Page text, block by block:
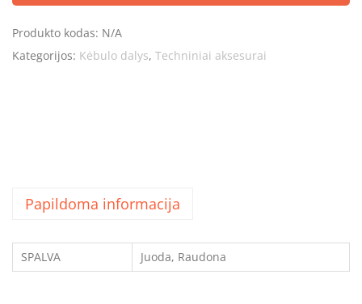
Produkto kodas: N/A
Kategorijos: Kėbulo dalys, Techniniai aksesurai
Papildoma informacija
SPALVA Juoda, Raudona